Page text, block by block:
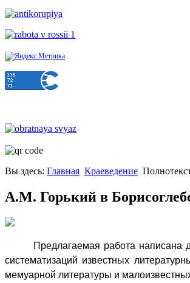
Вы здесь: Главная Краеведение
А.М. Горький в
Предлагаемая работа
систематизаций известных
мемуарной литературы и